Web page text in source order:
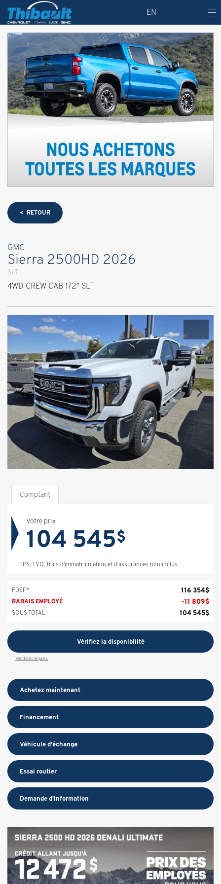
EN
< RETOUR
GMC
Sierra 2500HD 2026
SLT
4WD CREW CAB 172" SLT
Comptant
Votre prix
104 545$
TPS, TVQ, frais d'immatriculation et d'assurances non inclus.
PDSF* 116 354$
RABAIS EMPLOYÉ -11 809$
SOUS TOTAL 104 545$
Vérifiez la disponibilité
Mentions légales
Achetez maintenant
Financement
Véhicule d'échange
Essai routier
Demande d'information